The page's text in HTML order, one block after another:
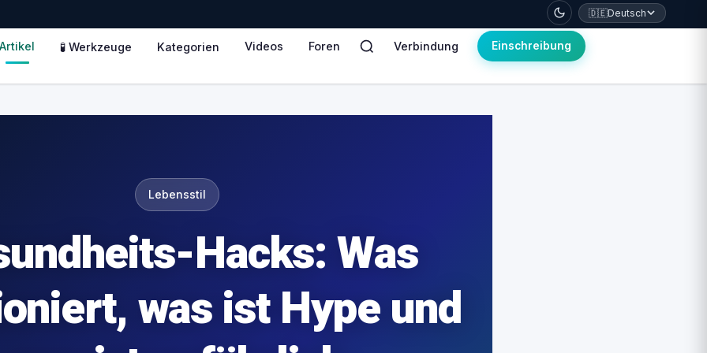
🇩🇪Deutsch
Artikel 🧪 Werkzeuge Kategorien Videos Foren Verbindung Einschreibung
Lebensstil
Hacks: Was
was ist Hype und